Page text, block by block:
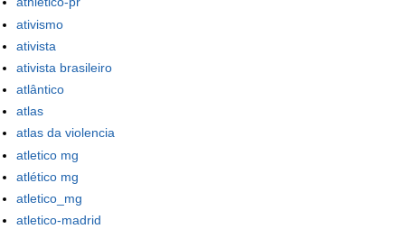
ativismo
ativista
ativista brasileiro
atlântico
atlas
atlas da violencia
atletico mg
atlético mg
atletico_mg
atletico-madrid